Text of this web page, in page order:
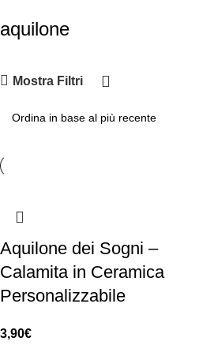
aquilone
Mostra Filtri
Aquilone dei Sogni –
Calamita in Ceramica
Personalizzabile
3,90€